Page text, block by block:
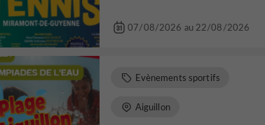
07/08/2026 au 22/08/2026
Evènements sportifs
Aiguillon